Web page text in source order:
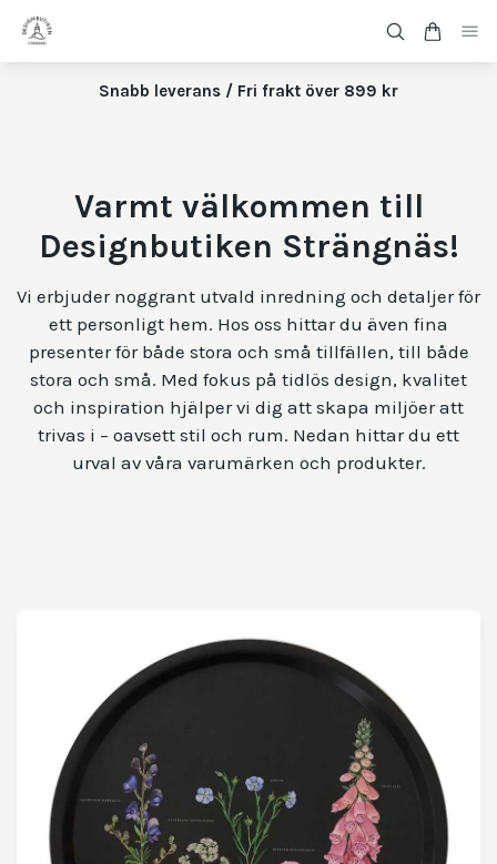
Snabb leverans / Fri frakt över 899 kr
Varmt välkommen till
Designbutiken Strängnäs!
Vi erbjuder noggrant utvald inredning och detaljer för
ett personligt hem. Hos oss hittar du även fina
presenter för både stora och små tillfällen, till både
stora och små. Med fokus på tidlös design, kvalitet
och inspiration hjälper vi dig att skapa miljöer att
trivas i – oavsett stil och rum. Nedan hittar du ett
urval av våra varumärken och produkter.